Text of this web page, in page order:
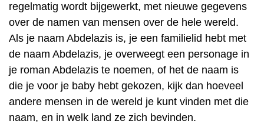
regelmatig wordt bijgewerkt, met nieuwe gegevens
over de namen van mensen over de hele wereld.
Als je naam Abdelazis is, je een familielid hebt met
de naam Abdelazis, je overweegt een personage in
je roman Abdelazis te noemen, of het de naam is
die je voor je baby hebt gekozen, kijk dan hoeveel
andere mensen in de wereld je kunt vinden met die
naam, en in welk land ze zich bevinden.